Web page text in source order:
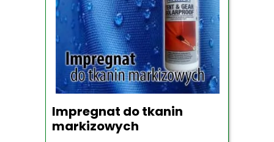
Impregnat do tkanin
markizowych